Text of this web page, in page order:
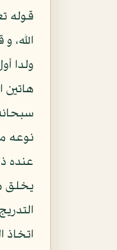
قوله
الله،
ولدا
هاتين
نوعه
عنده
يخلق
اتخاذ